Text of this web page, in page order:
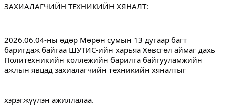
ЗАХИАЛАГЧИЙН ТЕХНИКИЙН ХЯНАЛТ:
2026.06.04-ны өдөр Мөрөн сумын 13 дугаар багт
баригдаж байгаа ШУТИС-ийн харьяа Хөвсгөл аймаг дахь
Политехникийн коллежийн барилга байгууламжийн
ажлын явцад захиалагчийн техникийн хяналтыг
хэрэгжүүлэн ажиллалаа.